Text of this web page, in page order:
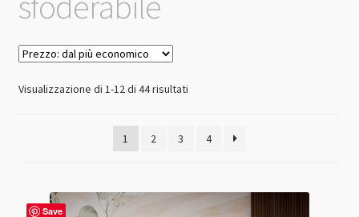
Visualizzazione di 1-12 di 44 risultatiPrezzo:
economico
1 2 3 4
Save